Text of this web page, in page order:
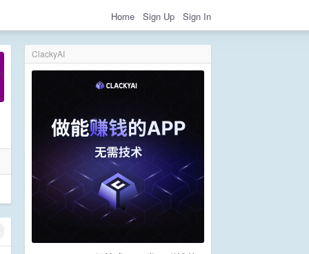
Home Sign Up Sign In
ClackyAI